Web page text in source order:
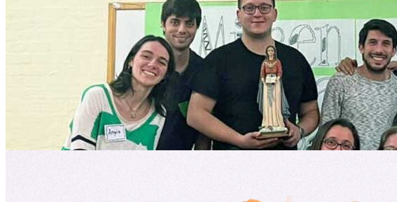
Una escuela de gracia